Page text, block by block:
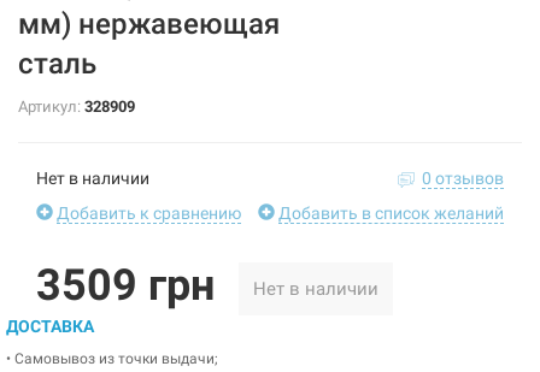
мм) нержавеющая
сталь
Артикул: 328909
Нет в наличии
0 отзывов
Добавить к сравнению
Добавить в список желаний
3509 грн Нет в наличии
ДОСТАВКА
• Самовывоз из точки выдачи;